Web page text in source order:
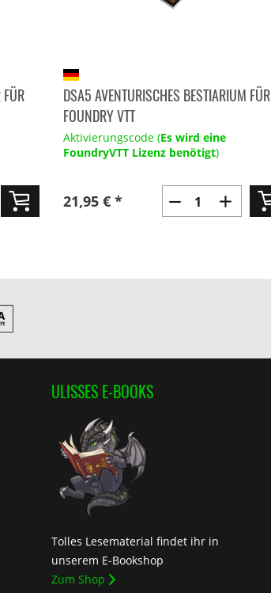
DSA5 AVENTURISCHES BESTIARIUM FÜR
FOUNDRY VTT
Aktivierungscode (Es wird eine
FoundryVTT Lizenz benötigt)
21,95 € *
ULISSES E-BOOKS
Tolles Lesematerial findet ihr in
unserem E-Bookshop
Zum Shop